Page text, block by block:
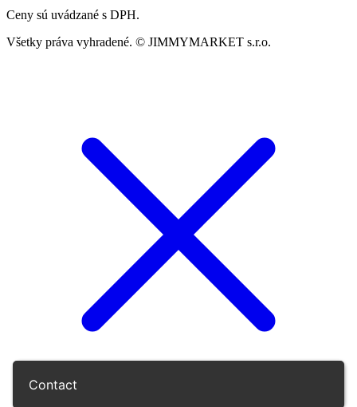
Ceny sú uvádzané s DPH.
Všetky práva vyhradené. © JIMMYMARKET s.r.o.
Contact